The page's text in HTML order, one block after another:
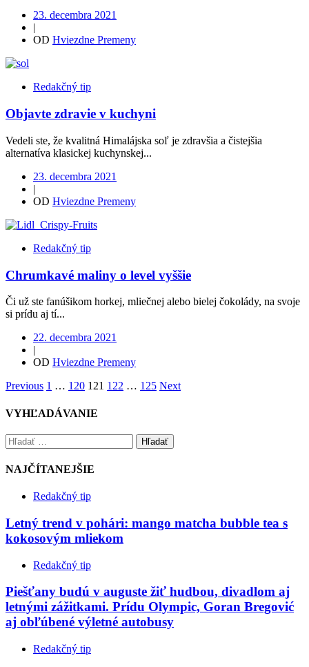
23. decembra 2021
|
OD Hviezdne Premeny
Redakčný tip
Objavte zdravie v kuchyni
Vedeli ste, že kvalitná Himalájska soľ je zdravšia a čistejšia
alternatíva klasickej kuchynskej...
23. decembra 2021
|
OD Hviezdne Premeny
Redakčný tip
Chrumkavé maliny o level vyššie
Či už ste fanúšikom horkej, mliečnej alebo bielej čokolády, na svoje
si prídu aj tí...
22. decembra 2021
|
OD Hviezdne Premeny
Previous 1 … 120 121 122 … 125 Next
VYHĽADÁVANIE
Hľadať
NAJČÍTANEJŠIE
Redakčný tip
Letný trend v pohári: mango matcha bubble tea s
kokosovým mliekom
Redakčný tip
Piešťany budú v auguste žiť hudbou, divadlom aj
letnými zážitkami. Prídu Olympic, Goran Bregović
aj obľúbené výletné autobusy
Redakčný tip